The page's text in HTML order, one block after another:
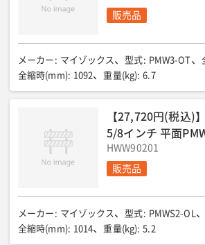
販売品
メーカー : マイゾックス 型式: PMW3-OT
全縮時(mm): 1092 重量(kg): 6.7
【27,720円(税込)
5/8インチ 平面
HWW90201
販売品
メーカー : マイゾックス 型式: PMWS2-OL
全縮時(mm): 1014 重量(kg): 5.2